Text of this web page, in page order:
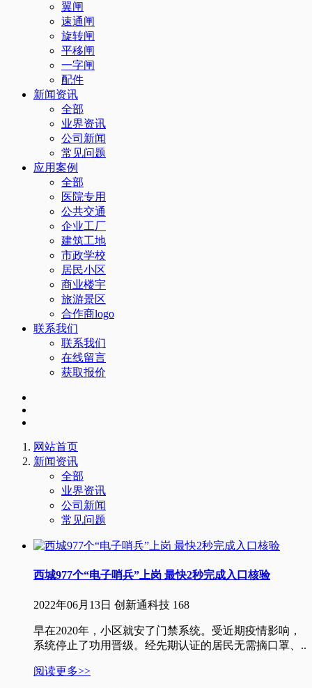
翼闸
速通闸
旋转闸
平移闸
一字闸
配件
新闻资讯
全部
业界资讯
公司新闻
常见问题
应用案例
全部
医院专用
公共交通
企业工厂
建筑工地
市政学校
居民小区
商业楼宇
旅游景区
合作商logo
联系我们
联系我们
在线留言
获取报价
网站首页
新闻资讯
全部
业界资讯
公司新闻
常见问题
西城977个“电子哨兵”上岗 最快2秒完成入口核验
2022年06月13日 创新通科技 168
早在2020年，小区就安了门禁系统。受近期疫情影响，
系统停止了功用晋级。经先期认证的居民无需摘口罩、..
阅读更多>>